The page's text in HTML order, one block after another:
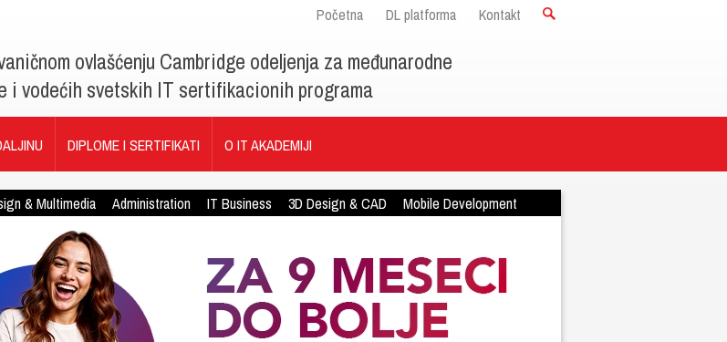
Početna DL platforma Kontakt
ovlašćenju Cambridge odeljenja za međunarodne
i vodećih svetskih IT sertifikacionih programa
DIPLOME I SERTIFIKATI O IT AKADEMIJI
& Multimedia Administration IT Business 3D Design & CAD Mobile Development